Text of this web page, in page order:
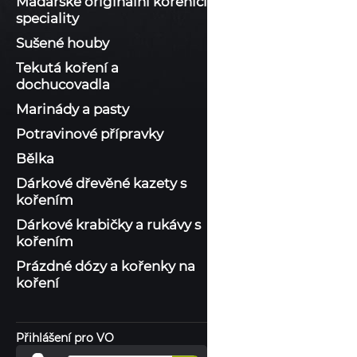
speciality
Sušené houby
Tekutá koření a
dochucovadla
Marinády a pasty
Potravinové přípravky
Bělka
Dárkové dřevěné kazety s
kořením
Dárkové krabičky a rukávy s
kořením
Prázdné dózy a kořenky na
koření
Přihlášení pro VO